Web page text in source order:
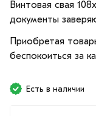
Винтовая свая
документы
Приобретая
беспокоиться за
Есть в наличии